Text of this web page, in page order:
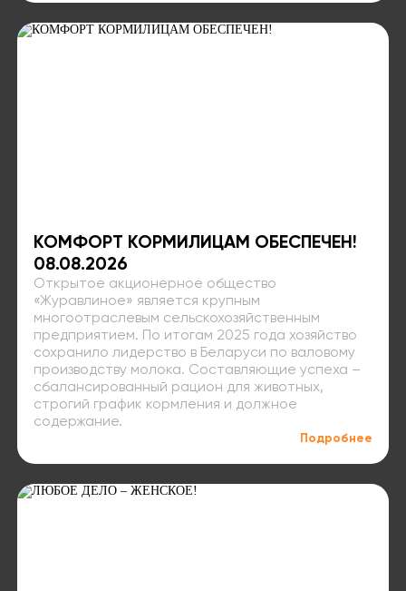
КОМФОРТ КОРМИЛИЦАМ ОБЕСПЕЧЕН!
08.08.2026
Открытое акционерное общество
«Журавлиное» является крупным
многоотраслевым сельскохозяйственным
предприятием. По итогам 2025 года хозяйство
сохранило лидерство в Беларуси по валовому
производству молока. Составляющие успеха –
сбалансированный рацион для животных,
строгий график кормления и должное
содержание.
Подробнее